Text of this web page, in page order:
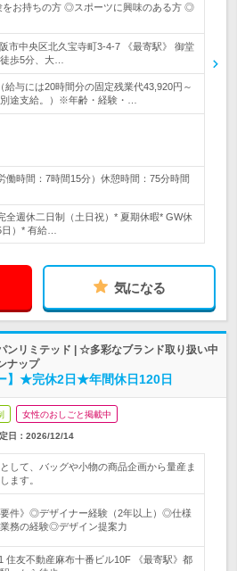
お持ちの方 ◎スポーツに興味のある方 ◎
市中央区北久宝寺町3-4-7 《最寄駅》 御堂
歩5分、大…
給与には20時間分の固定残業代43,920円～
途支給。）※年齢・経験・…
働時間：7時間15分）休憩時間：75分時間
全週休二日制（土日祝）* 夏期休暇* GW休
）* 有給…
気になる
ンリミテッド | ☆多彩なブランド取り扱い中
ナップ
】★完休2日★年間休日120日
女性のおしごと掲載中
日： 2026/12/14
して、バッグや小物の商品企画から量産ま
ます。
要件》◎デザイナー経験（2年以上）◎仕様
務の経験◎デザイン提案力
住友不動産麻布十番ビル10F 《最寄駅》都